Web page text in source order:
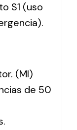
S1 (uso
(MI)
de 50